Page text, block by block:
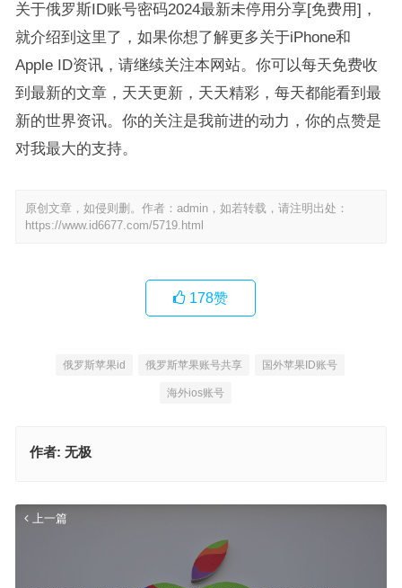
关于俄罗斯ID账号密码2024最新未停用分享[免费用]，
就介绍到这里了，如果你想了解更多关于iPhone和
Apple ID资讯，请继续关注本网站。你可以每天免费收
到最新的文章，天天更新，天天精彩，每天都能看到最
新的世界资讯。你的关注是我前进的动力，你的点赞是
对我最大的支持。
原创文章，如侵则删。作者：admin，如若转载，请注明出处：
https://www.id6677.com/5719.html
178赞
俄罗斯苹果id 俄罗斯苹果账号共享 国外苹果ID账号
海外ios账号
作者: 无极
上一篇